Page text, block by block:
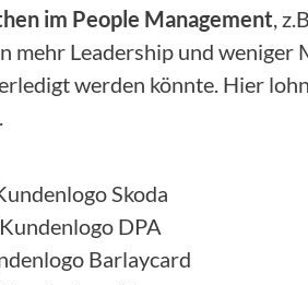
im People Management ,
Leadership und weniger
werden könnte. Hier